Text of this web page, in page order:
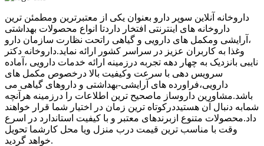
داروخانه آنلاین سوپر دارو بعنوان یکی از معتبرترین ومطمئن ترین
داروخانه های اینترنتی افتخار داردتا انواع محصولات بهداشتی
،آرایشی ومکمل های دارویی و گیاهی راتحت نظارت سازمان دارو
وغذا به کاربران عزیز در سراسر کشور ارائه نماید.داروخانه دکتر
نایبی بانزدیک به چهار دهه تجربه درزمینه ارائه خدمات دارویی ،آماده
سرویس دهی با سرعت وکیفیت بالا درخصوص مکمل های
دارویی،فراورده های آرایشی-بهداشتی و داروهای گیاهی می
باشد.مشاورین داروساز ماصحیح ترین اطلاعات را درزمینه هرآنچه
شمابه دنبال آن هستیددرکوتاه ترین زمان در اختیار شما قرار خواهند
داد.محصولات متنوع ازبرندهای معتبر و با کیفیت استاندارد در اسرع
وقت با مناسب ترین قیمت درب منزل ویا محل کارشما تحویل
خواهد گردید.